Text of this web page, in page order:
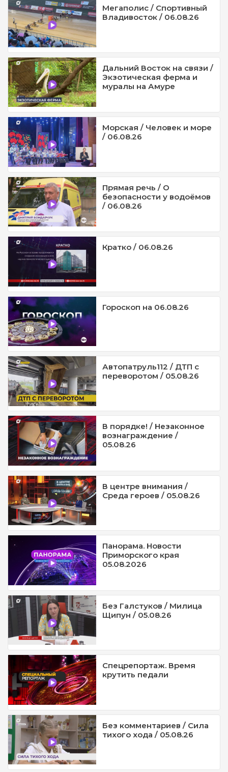
Мегаполис / Спортивный
Владивосток / 06.08.26
Дальний Восток на связи /
Экзотическая ферма и
муралы на Амуре
Морская / Человек и море
/ 06.08.26
Прямая речь / О
безопасности у водоёмов
/ 06.08.26
Кратко / 06.08.26
Гороскоп на 06.08.26
Автопатруль112 / ДТП с
переворотом / 05.08.26
В порядке! / Незаконное
вознаграждение /
05.08.26
В центре внимания /
Среда героев / 05.08.26
Панорама. Новости
Приморского края
05.08.2026
Без Галстуков / Милица
Щипун / 05.08.26
Спецрепортаж. Время
крутить педали
Без комментариев / Сила
тихого хода / 05.08.26